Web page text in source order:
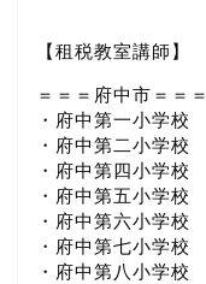
【租税教室講師】
＝＝＝府中市＝＝＝
・府中第一小学校
・府中第二小学校
・府中第四小学校
・府中第五小学校
・府中第六小学校
・府中第七小学校
・府中第八小学校